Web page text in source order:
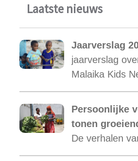
Laatste nieuws
Jaarverslag
jaarverslag
Malaika Kids
met daarin
verslag van de
van Malaika
is uit.
Persoonlijke
tonen
De verhalen
laten zien hoe